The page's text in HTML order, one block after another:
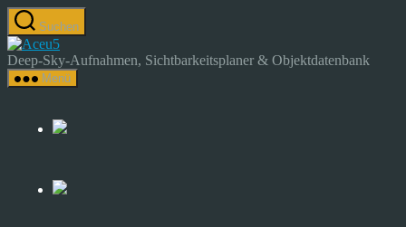
Zum
Inhalt
springen
Suchen
Astrocamp
–
Astrofotografie
Sky-
Deep-Sky-Aufnahmen, Sichtbarkeitsplaner & Objektdatenbank
Menü